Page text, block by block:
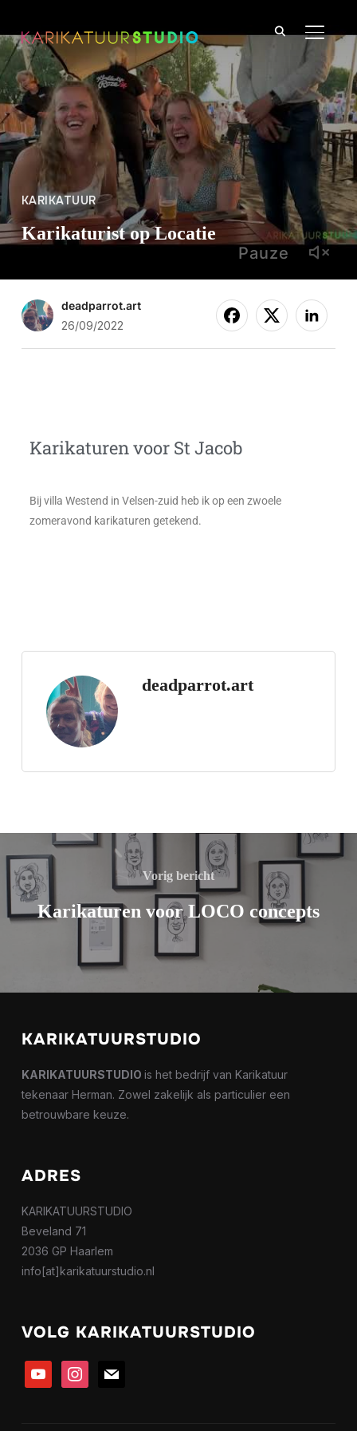
KARIKATUUR
Karikaturist op Locatie
Pauze
deadparrot.art
26/09/2022
Karikaturen voor St Jacob
Bij villa Westend in Velsen-zuid heb ik op een zwoele
zomeravond karikaturen getekend.
deadparrot.art
Vorig bericht
Karikaturen voor LOCO concepts
KARIKATUURSTUDIO
KARIKATUURSTUDIO is het bedrijf van Karikatuur
tekenaar Herman. Zowel zakelijk als particulier een
betrouwbare keuze.
ADRES
KARIKATUURSTUDIO
Beveland 71
2036 GP Haarlem
info[at]karikatuurstudio.nl
VOLG KARIKATUURSTUDIO